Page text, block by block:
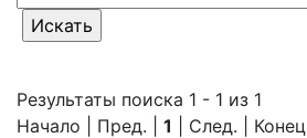
Результаты поиска 1 - 1 из 1
Начало | Пред. | 1 | След. | Конец